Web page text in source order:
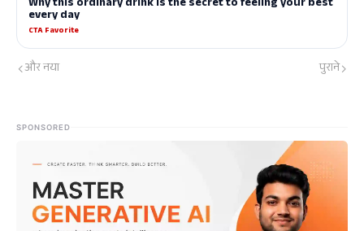
और नया पुराने
SPONSORED